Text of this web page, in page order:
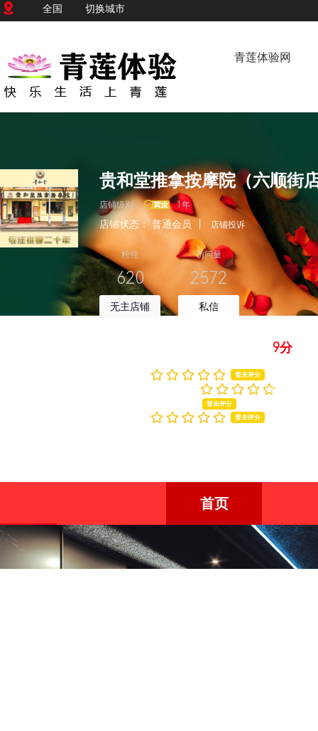
全国 切换城市
青莲体验网
贵和堂推拿按摩院（六顺街
店铺级别： 1年
店铺状态：普通会员 店铺投诉
粉丝
620
无主店铺
访问量
2572
私信
9分
暂未评分
暂未评分
暂未评分
首页